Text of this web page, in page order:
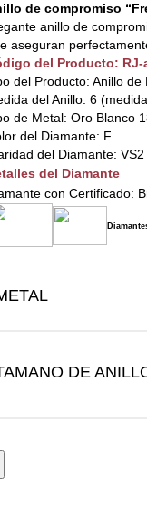
de compromiso
anillo de
aseguran
del Producto: RJ-
del Producto: Anillo de
del Anillo: 6
de Metal: Oro Blanco
del Diamante: F
del Diamante: VS2
del Diamante
con Certificado:
DE